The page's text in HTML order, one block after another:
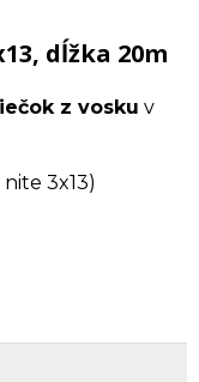
dĺžka 20m
z vosku v
3x13)